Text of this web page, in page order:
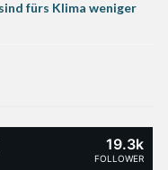
fürs Klima weniger
19.3k
FOLLOWER